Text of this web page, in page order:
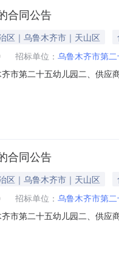
合同公告
区｜乌鲁木齐市｜天山区
招标单位： 乌鲁木齐市第
市第二十五幼儿园二、供应
七、其它事项：详见附件中
合同公告
区｜乌鲁木齐市｜天山区
招标单位： 乌鲁木齐市第
市第二十五幼儿园二、供应
项：详见附件中的合同文件